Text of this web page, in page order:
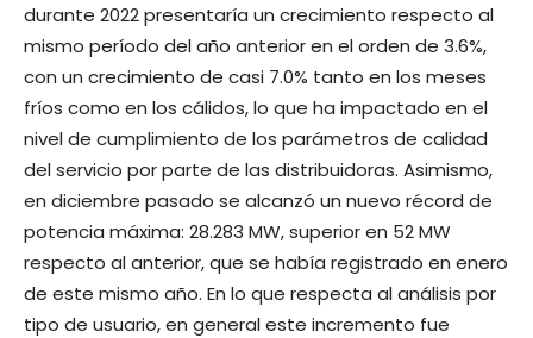
durante 2022 presentaría un crecimiento respecto al
mismo período del año anterior en el orden de 3.6%,
con un crecimiento de casi 7.0% tanto en los meses
fríos como en los cálidos, lo que ha impactado en el
nivel de cumplimiento de los parámetros de calidad
del servicio por parte de las distribuidoras. Asimismo,
en diciembre pasado se alcanzó un nuevo récord de
potencia máxima: 28.283 MW, superior en 52 MW
respecto al anterior, que se había registrado en enero
de este mismo año. En lo que respecta al análisis por
tipo de usuario, en general este incremento fue